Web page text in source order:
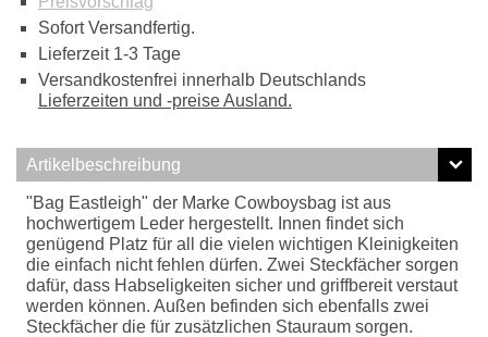
Sofort Versandfertig.
Lieferzeit 1-3 Tage
Versandkostenfrei innerhalb Deutschlands
Lieferzeiten und -preise Ausland.
Artikelbeschreibung
"Bag Eastleigh" der Marke Cowboysbag ist aus
hochwertigem Leder hergestellt. Innen findet sich
genügend Platz für all die vielen wichtigen Kleinigkeiten
die einfach nicht fehlen dürfen. Zwei Steckfächer sorgen
dafür, dass Habseligkeiten sicher und griffbereit verstaut
werden können. Außen befinden sich ebenfalls zwei
Steckfächer die für zusätzlichen Stauraum sorgen.